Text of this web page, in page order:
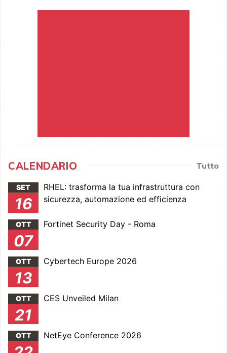
CALENDARIO Tutto
SET
16
RHEL: trasforma la tua infrastruttura con
sicurezza, automazione ed efficienza
OTT
07
Fortinet Security Day - Roma
OTT
13
Cybertech Europe 2026
OTT
21
CES Unveiled Milan
OTT NetEye Conference 2026